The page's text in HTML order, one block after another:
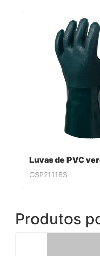
Luvas de PVC
GSP2111BS
Produtos